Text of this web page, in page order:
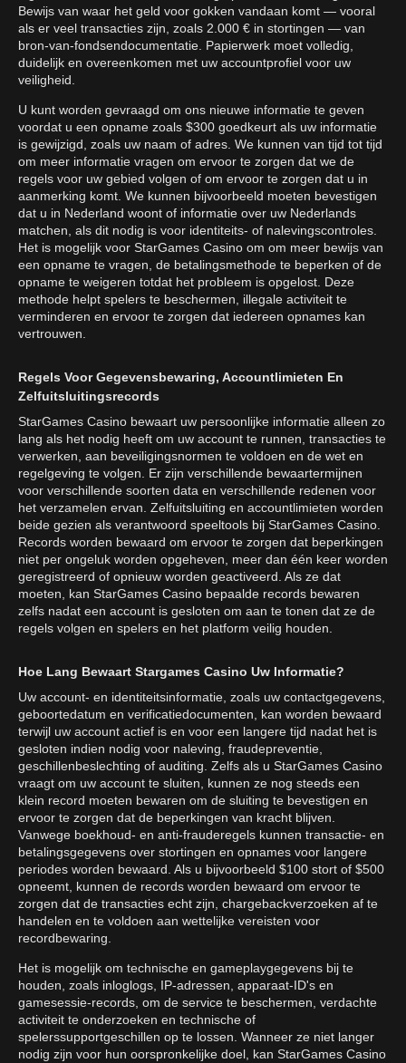
Bewijs van waar het geld voor gokken vandaan komt — vooral
als er veel transacties zijn, zoals 2.000 € in stortingen — van
bron-van-fondsendocumentatie. Papierwerk moet volledig,
duidelijk en overeenkomen met uw accountprofiel voor uw
veiligheid.
U kunt worden gevraagd om ons nieuwe informatie te geven
voordat u een opname zoals $300 goedkeurt als uw informatie
is gewijzigd, zoals uw naam of adres. We kunnen van tijd tot tijd
om meer informatie vragen om ervoor te zorgen dat we de
regels voor uw gebied volgen of om ervoor te zorgen dat u in
aanmerking komt. We kunnen bijvoorbeeld moeten bevestigen
dat u in Nederland woont of informatie over uw Nederlands
matchen, als dit nodig is voor identiteits- of nalevingscontroles.
Het is mogelijk voor StarGames Casino om om meer bewijs van
een opname te vragen, de betalingsmethode te beperken of de
opname te weigeren totdat het probleem is opgelost. Deze
methode helpt spelers te beschermen, illegale activiteit te
verminderen en ervoor te zorgen dat iedereen opnames kan
vertrouwen.
Regels Voor Gegevensbewaring, Accountlimieten En
Zelfuitsluitingsrecords
StarGames Casino bewaart uw persoonlijke informatie alleen zo
lang als het nodig heeft om uw account te runnen, transacties te
verwerken, aan beveiligingsnormen te voldoen en de wet en
regelgeving te volgen. Er zijn verschillende bewaartermijnen
voor verschillende soorten data en verschillende redenen voor
het verzamelen ervan. Zelfuitsluiting en accountlimieten worden
beide gezien als verantwoord speeltools bij StarGames Casino.
Records worden bewaard om ervoor te zorgen dat beperkingen
niet per ongeluk worden opgeheven, meer dan één keer worden
geregistreerd of opnieuw worden geactiveerd. Als ze dat
moeten, kan StarGames Casino bepaalde records bewaren
zelfs nadat een account is gesloten om aan te tonen dat ze de
regels volgen en spelers en het platform veilig houden.
Hoe Lang Bewaart Stargames Casino Uw Informatie?
Uw account- en identiteitsinformatie, zoals uw contactgegevens,
geboortedatum en verificatiedocumenten, kan worden bewaard
terwijl uw account actief is en voor een langere tijd nadat het is
gesloten indien nodig voor naleving, fraudepreventie,
geschillenbeslechting of auditing. Zelfs als u StarGames Casino
vraagt om uw account te sluiten, kunnen ze nog steeds een
klein record moeten bewaren om de sluiting te bevestigen en
ervoor te zorgen dat de beperkingen van kracht blijven.
Vanwege boekhoud- en anti-frauderegels kunnen transactie- en
betalingsgegevens over stortingen en opnames voor langere
periodes worden bewaard. Als u bijvoorbeeld $100 stort of $500
opneemt, kunnen de records worden bewaard om ervoor te
zorgen dat de transacties echt zijn, chargebackverzoeken af te
handelen en te voldoen aan wettelijke vereisten voor
recordbewaring.
Het is mogelijk om technische en gameplaygegevens bij te
houden, zoals inloglogs, IP-adressen, apparaat-ID's en
gamesessie-records, om de service te beschermen, verdachte
activiteit te onderzoeken en technische of
spelerssupportgeschillen op te lossen. Wanneer ze niet langer
nodig zijn voor hun oorspronkelijke doel, kan StarGames Casino